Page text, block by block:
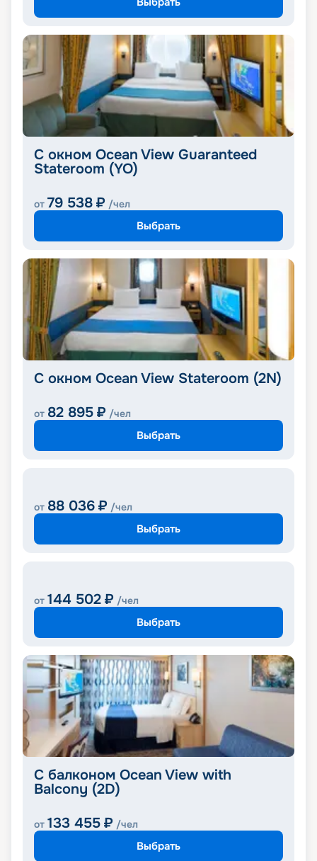
С окном Ocean View Guaranteed
Stateroom (YO)
от 79 538 ₽ /чел
Выбрать
С окном Ocean View Stateroom (2N)
от 82 895 ₽ /чел
Выбрать
от 88 036 ₽ /чел
Выбрать
от 144 502 ₽ /чел
Выбрать
С балконом Ocean View with
Balcony (2D)
от 133 455 ₽ /чел
Выбрать